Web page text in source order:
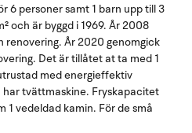
6 personer samt 1 barn upp till 3
och är byggd i 1969. År 2008
renovering. År 2020 genomgick
Det är tillåtet at ta med 1
med energieffektiv
tvättmaskine. Fryskapacitet
1 vedeldad kamin. För de små